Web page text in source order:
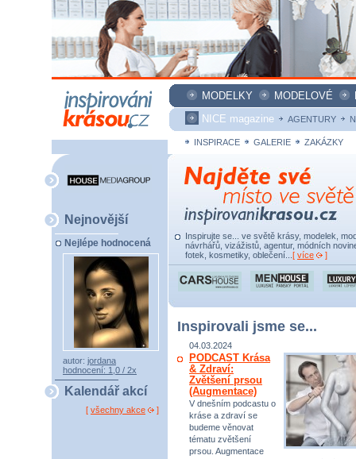
MODELKY MODELOVÉ
NICE magazine
AGENTURY
INSPIRACE GALERIE ZAKÁZKY
Nejnovější
Nejlépe hodnocená
autor: jordana
hodnocení: 1,0 / 2x
Kalendář akcí
[ všechny akce ]
Inspirujte se... ve světě krásy, modelek,
návrhářů, vizážistů, agentur, módních
fotek, kosmetiky, oblečení... [ více ]
Inspirovali jsme se...
04.03.2024
PODCAST Krása
& Zdraví:
Zvětšení prsou
(Augmentace)
V dnešním podcastu o
kráse a zdraví se
budeme věnovat
tématu zvětšení
prsou. Augmentace